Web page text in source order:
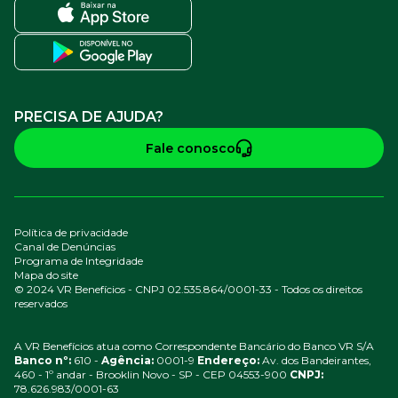
PRECISA DE AJUDA?
Fale conosco
© 2024 VR Benefícios - CNPJ 02.535.864/0001-33 - Todos os direitos
reservados
Política de privacidade
Canal de Denúncias
Programa de Integridade
Mapa do site
A VR Benefícios atua como Correspondente Bancário do Banco VR S/A
Banco nº: 610 - Agência: 0001-9 Endereço: Av. dos Bandeirantes,
460 - 1º andar - Brooklin Novo - SP - CEP 04553-900 CNPJ:
78.626.983/0001-63